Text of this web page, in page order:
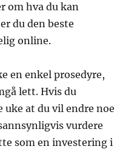
om hva du kan
du den beste
online.
en enkel prosedyre,
lett. Hvis du
at du vil endre noe
vurdere
som en investering i